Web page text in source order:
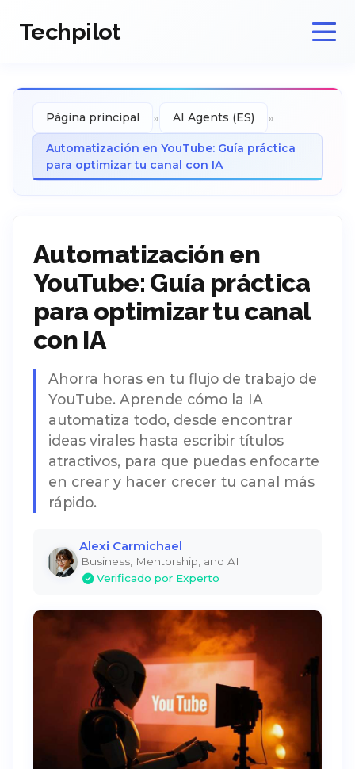
Techpilot
Página principal » AI Agents (ES) »
Automatización en YouTube: Guía práctica
para optimizar tu canal con IA
Automatización en
YouTube: Guía práctica
para optimizar tu canal
con IA
Ahorra horas en tu flujo de trabajo de
YouTube. Aprende cómo la IA
automatiza todo, desde encontrar
ideas virales hasta escribir títulos
atractivos, para que puedas enfocarte
en crear y hacer crecer tu canal más
rápido.
Alexi Carmichael
Business, Mentorship, and AI
Verificado por Experto